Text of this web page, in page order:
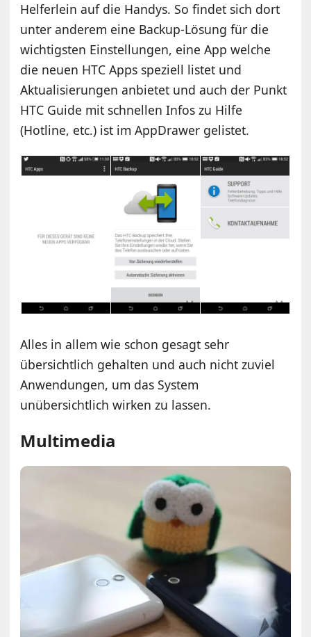
Helferlein auf die Handys. So findet sich dort
unter anderem eine Backup-Lösung für die
wichtigsten Einstellungen, eine App welche
die neuen HTC Apps speziell listet und
Aktualisierungen anbietet und auch der Punkt
HTC Guide mit schnellen Infos zu Hilfe
(Hotline, etc.) ist im AppDrawer gelistet.
Alles in allem wie schon gesagt sehr
übersichtlich gehalten und auch nicht zuviel
Anwendungen, um das System
unübersichtlich wirken zu lassen.
Multimedia